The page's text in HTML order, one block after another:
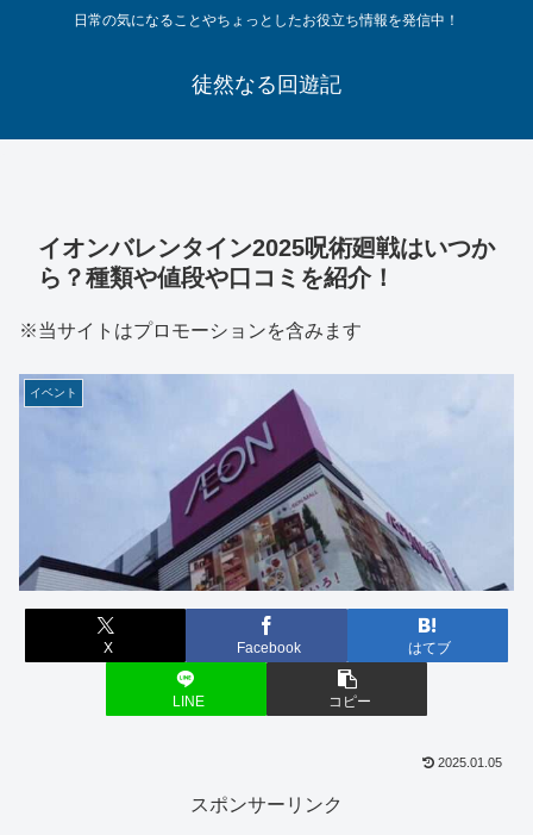
日常の気になることやちょっとしたお役立ち情報を発信中！
徒然なる回遊記
イオンバレンタイン2025呪術廻戦はいつか
ら？種類や値段や口コミを紹介！
※当サイトはプロモーションを含みます
イベント
X Facebook はてブ
LINE コピー
2025.01.05
スポンサーリンク